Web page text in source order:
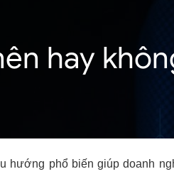
hay
hướng phổ biến giúp doanh